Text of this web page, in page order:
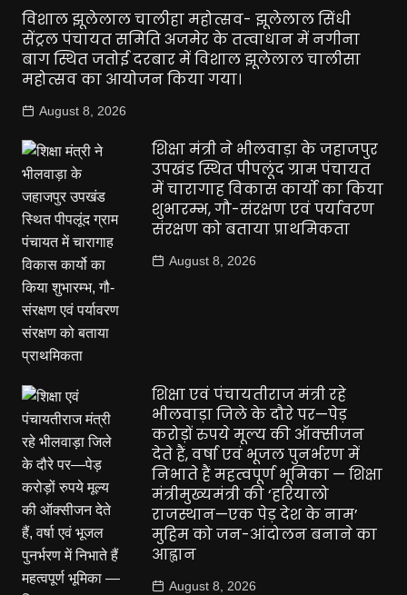
विशाल झूलेलाल चालीहा महोत्सव- झूलेलाल सिंधी
सेंट्रल पंचायत समिति अजमेर के तत्वाधान में नगीना
बाग स्थित जतोई दरबार में विशाल झूलेलाल चालीसा
महोत्सव का आयोजन किया गया।
August 8, 2026
शिक्षा मंत्री ने भीलवाड़ा के जहाजपुर
उपखंड स्थित पीपलूंद ग्राम पंचायत
में चारागाह विकास कार्यो का किया
शुभारम्भ, गौ-संरक्षण एवं पर्यावरण
संरक्षण को बताया प्राथमिकता
August 8, 2026
शिक्षा एवं पंचायतीराज मंत्री रहे
भीलवाड़ा जिले के दौरे पर—पेड़
करोड़ों रुपये मूल्य की ऑक्सीजन
देते हैं, वर्षा एवं भूजल पुनर्भरण में
निभाते हैं महत्वपूर्ण भूमिका — शिक्षा
मंत्रीमुख्यमंत्री की ‘हरियालो
राजस्थान—एक पेड़ देश के नाम’
मुहिम को जन-आंदोलन बनाने का
आह्वान
August 8, 2026